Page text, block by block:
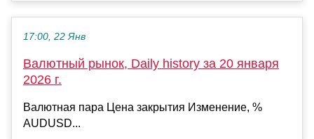
17:00, 22 Янв
Валютный рынок, Daily history за 20 января
2026 г.
Валютная пара Цена закрытия Изменение, %
AUDUSD...